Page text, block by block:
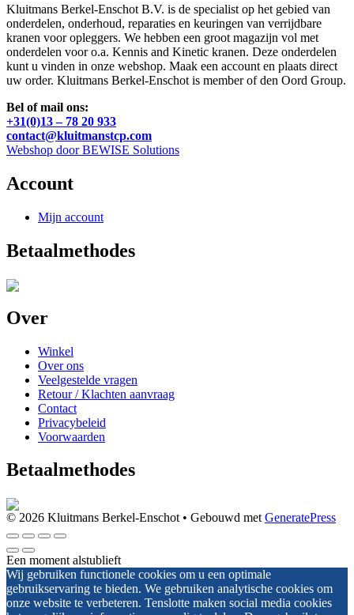
Kluitmans Berkel-Enschot B.V. is de specialist op het gebied van
onderdelen, onderhoud, reparaties en keuringen van verrijdbare
kranen voor opleggers. We hebben een groot magazijn vol met
onderdelen voor o.a. Kennis and Kinetic kranen. Deze onderdelen
kunt u vinden in onze webshop. Maak een account en plaats direct
uw order. Kluitmans Berkel-Enschot is member of den Oord Group.
Bel of mail ons:
+31(0)13 – 78 20 933
contact@kluitmanstcp.com
Webshop door BEWISE Solutions
Account
Mijn account
Betaalmethodes
Over
Winkel
Over ons
Veelgestelde vragen
Retour / Klachten aanvraag
Contact
Privacybeleid
Voorwaarden
Betaalmethodes
© 2026 Kluitmans Berkel-Enschot • Gebouwd met GeneratePress
Een moment alstublieft
Wij gebruiken functionele cookies om u een optimale
gebruikservaring te bieden. We gebruiken analytische cookies om
onze website te verbeteren. Tenslotte maken social media cookies